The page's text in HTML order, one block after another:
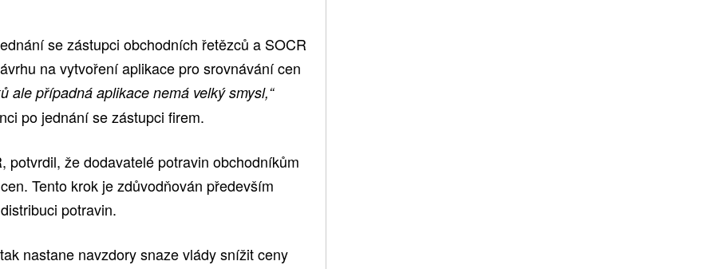
se zástupci obchodních řetězců a SOCR
na vytvoření aplikace pro srovnávání cen
ale případná aplikace nemá velký smysl,“
po jednání se zástupci firem.
potvrdil, že dodavatelé potravin obchodníkům
Tento krok je zdůvodňován především
potravin.
nastane navzdory snaze vlády snížit ceny